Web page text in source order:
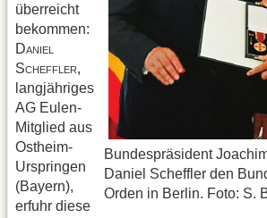
Bundespräsident
Daniel Scheffler den
Orden in Berlin. Foto: S.
überreicht
bekommen:
DANIEL
SCHEFFLER,
lang­jähriges
AG Eulen-
Mitglied aus
Ost­heim-
Urspringen
(Bayern),
erfuhr diese